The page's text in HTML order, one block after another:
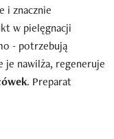
i znacznie
w pielęgnacji
- potrzebują
je nawilża, regeneruje
. Preparat